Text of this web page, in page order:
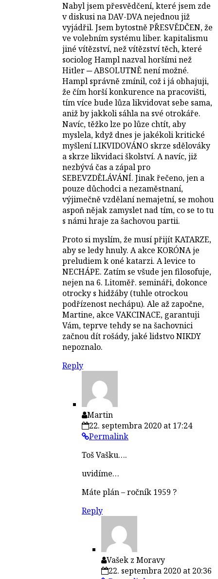
Nabyl jsem přesvědčení, které jsem zde
v diskusi na DAV-DVA nejednou již
vyjádřil. Jsem bytostně PŘESVĚDČEN, že
ve volebním systému liber. kapitalismu
jiné vítězství, než vítězství těch, které
sociolog Hampl nazval horšími než
Hitler ─ ABSOLUTNĚ není možné.
Hampl správně zmínil, což i já obhajuji,
že čím horší konkurence na pracovišti,
tím více bude lůza likvidovat sebe sama,
aniž by jakkoli sáhla na své otrokáře.
Navíc, těžko lze po lůze chtít, aby
myslela, když dnes je jakékoli kritické
myšlení LIKVIDOVÁNO skrze sdělováky
a skrze likvidaci školství. A navíc, již
nezbývá čas a zápal pro
SEBEVZDĚLÁVÁNÍ. Jinak řečeno, jen a
pouze důchodci a nezaměstnaní,
výjimečně vzdělaní nemajetní, se mohou
aspoň nějak zamyslet nad tím, co se to tu
s námi hraje za šachovou partii.
Proto si myslím, že musí přijít KATARZE,
aby se ledy hnuly. A akce KORÓNA je
preludiem k oné katarzi. A levice to
NECHÁPE. Zatím se všude jen filosofuje,
nejen na 6. Litoměř. semináři, dokonce
otrocky s hidžáby (tuhle otrockou
podřízenost nechápu). Ale až započne,
Martine, akce VAKCINACE, garantuji
Vám, teprve tehdy se na šachovnici
začnou dít rošády, jaké lidstvo NIKDY
nepoznalo.
Reply
Martin
22. septembra 2020 at 17:24
Permalink
Toš Vašku….
uvidíme…
Máte plán – ročník 1959 ?
Reply
Vašek z Moravy
22. septembra 2020 at 20:36